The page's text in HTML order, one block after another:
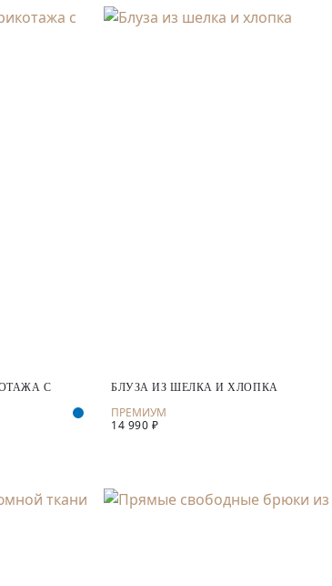
С
БЛУЗА ИЗ ШЕЛКА И ХЛОПКА
14 990 ₽